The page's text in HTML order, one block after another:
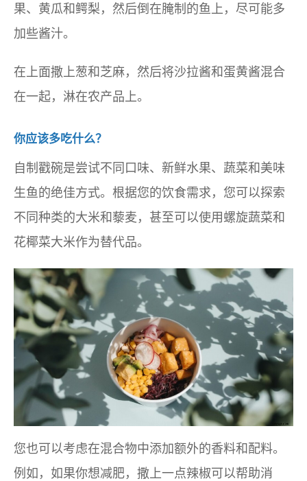
果、黄瓜和鳄梨，然后倒在腌制的鱼上，尽可能多
加些酱汁。
在上面撒上葱和芝麻，然后将沙拉酱和蛋黄酱混合
在一起，淋在农产品上。
你应该多吃什么？
自制戳碗是尝试不同口味、新鲜水果、蔬菜和美味
生鱼的绝佳方式。根据您的饮食需求，您可以探索
不同种类的大米和藜麦，甚至可以使用螺旋蔬菜和
花椰菜大米作为替代品。
您也可以考虑在混合物中添加额外的香料和配料。
例如，如果你想减肥，撒上一点辣椒可以帮助消